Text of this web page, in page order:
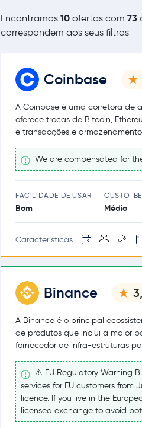
Encontramos 10 ofertas com 73
correspondem aos seus filtros
Coinbase
A Coinbase é uma corretora de
oferece trocas de Bitcoin,
e transacções e
We are compensated for
FACILIDADE DE USAR
Bom
CUSTO-
Médio
Características
Binance
A Binance é o principal
de produtos que inclui a maior
fornecedor de infra-estruturas
⚠️ EU Regulatory Warning
services for EU customers from
licence. If you live in the
licensed exchange to avoid